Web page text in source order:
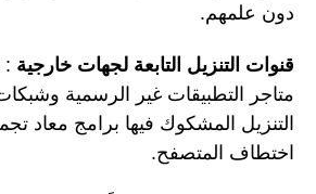
دون علمهم.
قنوات التنزيل التابعة لجهات خارجية :
متاجر التطبيقات غير الرسمية وشبكات
التنزيل المشكوك فيها برامج معاد
اختطاف المتصفح.